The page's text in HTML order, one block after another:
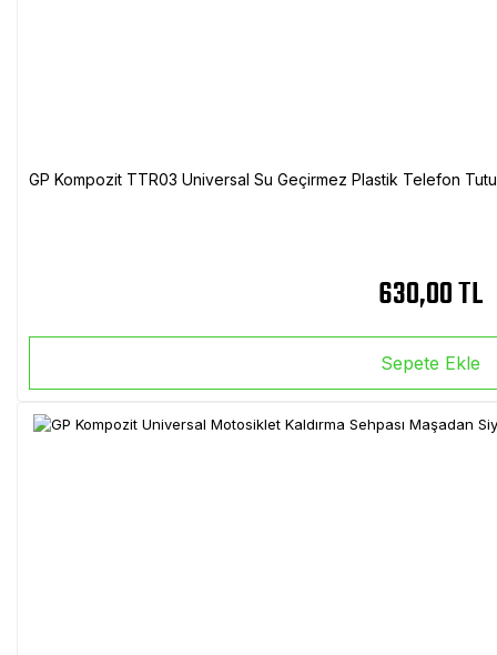
GP Kompozit TTR03 Universal Su Geçirmez Plastik Telefon
630,00 TL
Sepete Ekle